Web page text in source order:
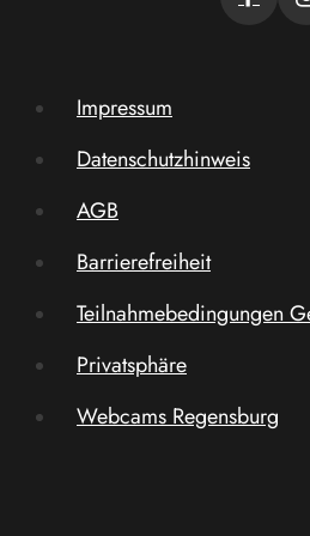
Impressum
Datenschutzhinweis
AGB
Barrierefreiheit
Teilnahmebedingungen
Privatsphäre
Webcams Regensburg